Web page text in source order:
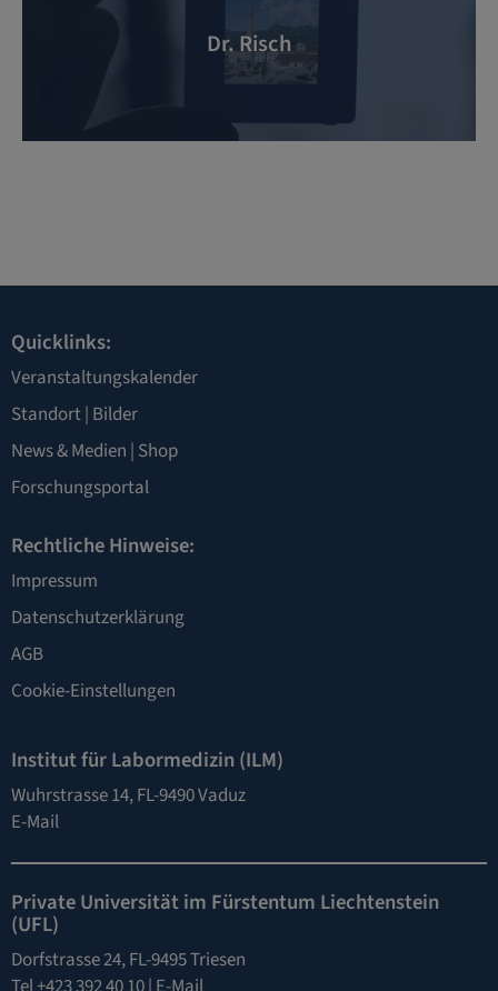
Dr. Risch
Quicklinks:
Veranstaltungskalender
Standort| Bilder
News & Medien | Shop
Forschungsportal
Rechtliche Hinweise:
Impressum
Datenschutzerklärung
AGB
Cookie-Einstellungen
Institut für Labormedizin (ILM)
Wuhrstrasse 14, FL-9490 Vaduz
E-Mail
Private Universität im Fürstentum Liechtenstein
(UFL)
Dorfstrasse 24, FL-9495 Triesen